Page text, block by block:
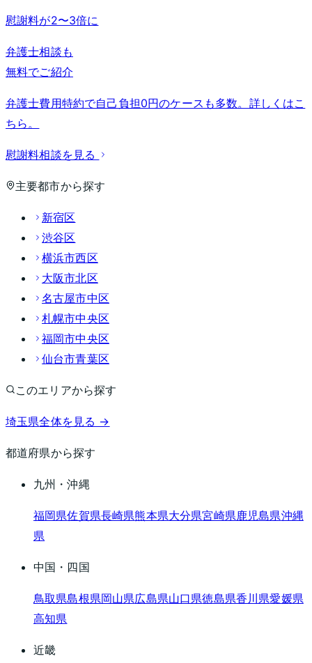
慰謝料が2〜3倍に
弁護士相談も
無料でご紹介
弁護士費用特約で自己負担0円のケースも多数。詳しくはこ
ちら。
慰謝料相談を見る
主要都市から探す
新宿区
渋谷区
横浜市西区
大阪市北区
名古屋市中区
札幌市中央区
福岡市中央区
仙台市青葉区
このエリアから探す
埼玉県全体を見る →
都道府県から探す
九州・沖縄
福岡県佐賀県長崎県熊本県大分県宮崎県鹿児島県沖縄
県
中国・四国
鳥取県島根県岡山県広島県山口県徳島県香川県愛媛県
高知県
近畿